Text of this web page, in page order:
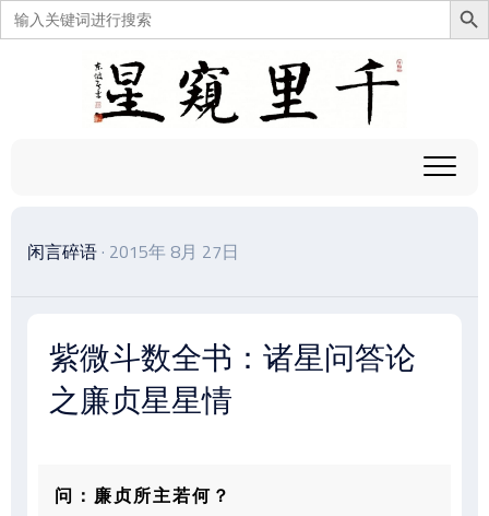
搜
索：
闲言碎语 · 2015年 8月 27日
紫微斗数全书：诸星问答论
之廉贞星星情
问：廉贞所主若何？